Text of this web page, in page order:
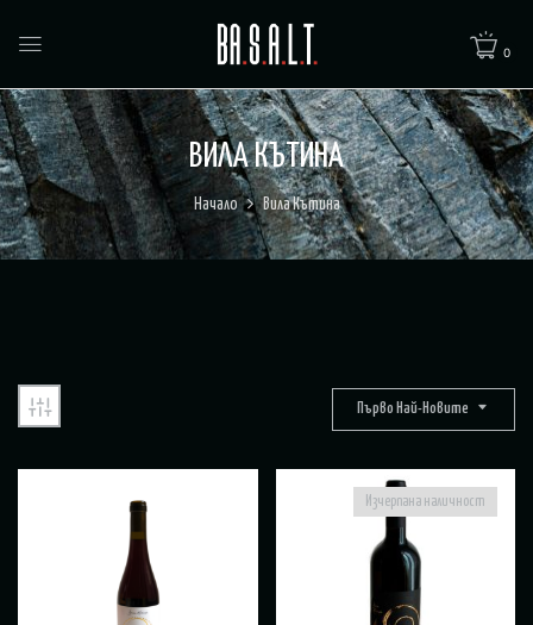
0
ВИЛА КЪТИНА
Начало Вила Кътина
Първо Най-Новите
Изчерпана наличност